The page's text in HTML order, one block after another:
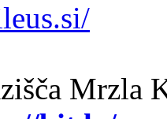
Mrzla